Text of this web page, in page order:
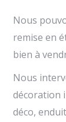
Nous
remise en
bien à
Nous
décoration
déco,